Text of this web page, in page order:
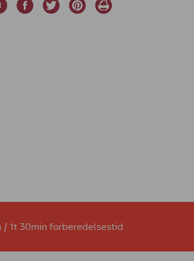
/ 1t 30min forberedelsestid